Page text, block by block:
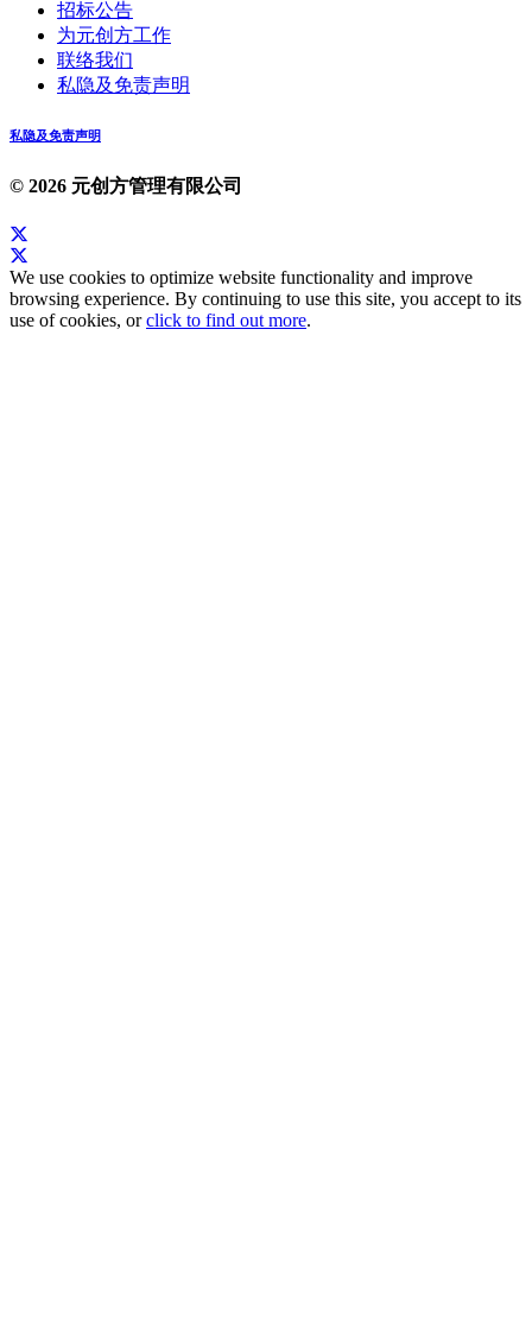
招标公告
为元创方工作
联络我们
私隐及免责声明
私隐及免责声明
© 2026 元创方管理有限公司
We use cookies to optimize website functionality and improve
browsing experience. By continuing to use this site, you accept to its
use of cookies, orclick to find out more.